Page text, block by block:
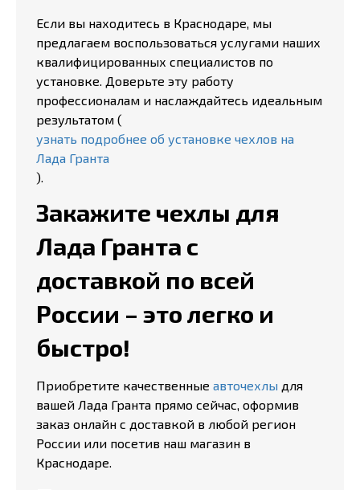
Если вы находитесь в Краснодаре, мы
предлагаем воспользоваться услугами наших
квалифицированных специалистов по
установке. Доверьте эту работу
профессионалам и наслаждайтесь идеальным
результатом (
узнать подробнее об установке чехлов на
Лада Гранта
).
Закажите чехлы для
Лада Гранта с
доставкой по всей
России – это легко и
быстро!
Приобретите качественные авточехлы для
вашей Лада Гранта прямо сейчас, оформив
заказ онлайн с доставкой в любой регион
России или посетив наш магазин в
Краснодаре.